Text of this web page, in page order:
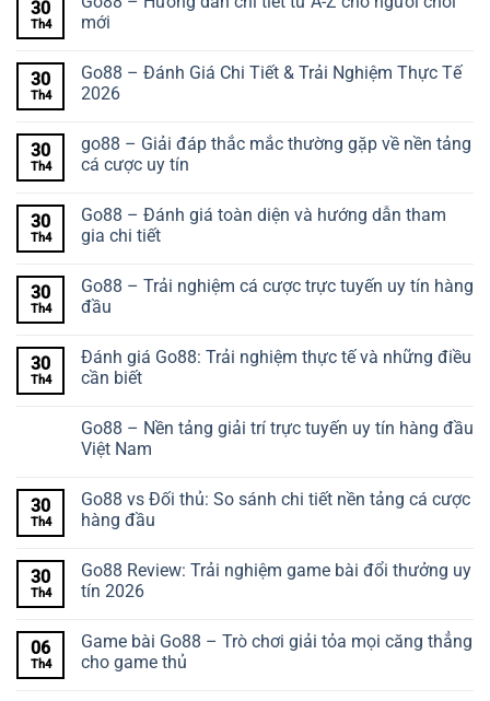
30
Th4
mới
30
Th4
Go88 – Đánh Giá Chi Tiết & Trải Nghiệm Thực Tế
2026
30
Th4
go88 – Giải đáp thắc mắc thường gặp về nền tảng
cá cược uy tín
30
Th4
Go88 – Đánh giá toàn diện và hướng dẫn tham
gia chi tiết
30
Th4
Go88 – Trải nghiệm cá cược trực tuyến uy tín hàng
đầu
30
Th4
Đánh giá Go88: Trải nghiệm thực tế và những điều
cần biết
Go88 – Nền tảng giải trí trực tuyến uy tín hàng đầu
Việt Nam
30
Th4
Go88 vs Đối thủ: So sánh chi tiết nền tảng cá cược
hàng đầu
30
Th4
Go88 Review: Trải nghiệm game bài đổi thưởng uy
tín 2026
06
Th4
Game bài Go88 – Trò chơi giải tỏa mọi căng thẳng
cho game thủ